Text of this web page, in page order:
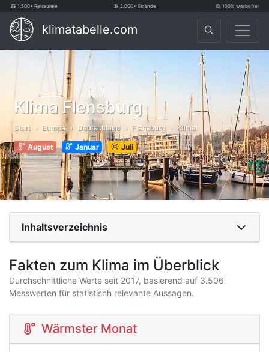
1.500+ Reiseziele 2.000+ Strände 100% werbefrei
klimatabelle.com
Klima Flensburg
Start Europa Deutschland Flensburg Klima
August Januar Juli
Inhaltsverzeichnis
Fakten zum Klima im Überblick
Durchschnittliche Werte seit 2017, basierend auf 3.506
Messwerten für statistisch relevante Aussagen.
Wärmster Monat